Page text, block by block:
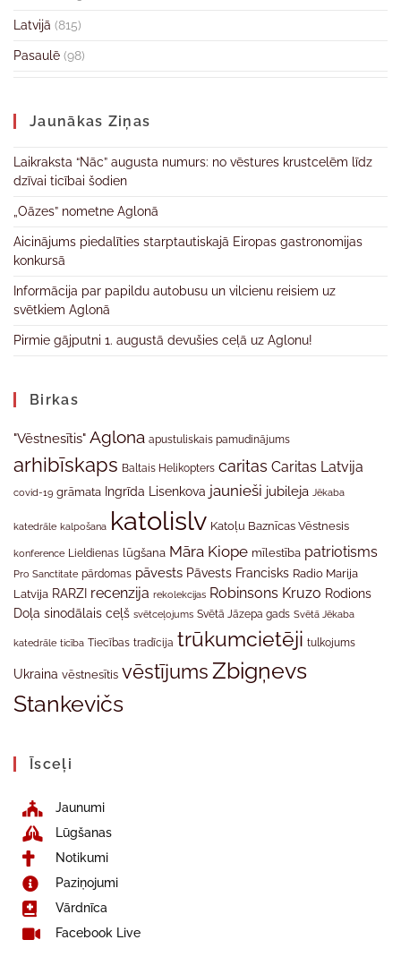
Latvijā (815)
Pasaulē (98)
Jaunākas Ziņas
Laikraksta “Nāc” augusta numurs: no vēstures krustcelēm līdz
dzīvai ticībai šodien
„Oāzes” nometne Aglonā
Aicinājums piedalīties starptautiskajā Eiropas gastronomijas
konkursā
Informācija par papildu autobusu un vilcienu reisiem uz
svētkiem Aglonā
Pirmie gājputni 1. augustā devušies ceļā uz Aglonu!
Birkas
"Vēstnesītis" Aglona apustuliskais pamudinājums
arhibīskaps Baltais Helikopters caritas Caritas Latvija
covid-19 grāmata Ingrīda Lisenkova jaunieši jubileja Jēkaba
katedrāle kalpošana katolislv Katoļu Baznīcas Vēstnesis
konference Lieldienas lūgšana Māra Kiope mīlestība patriotisms
Pro Sanctitate pārdomas pāvests Pāvests Francisks Radio Marija
Latvija RARZI recenzija rekolekcijas Robinsons Kruzo Rodions
Doļa sinodālais ceļš svētceļojums Svētā Jāzepa gads Svētā Jēkaba
katedrāle ticība Tiecības tradīcija trūkumcietēji tulkojums
Ukraina vēstnesītis vēstījumsZbigņevs
Stankevičs
Īsceļi
Jaunumi
Lūgšanas
Notikumi
Paziņojumi
Vārdnīca
Facebook Live